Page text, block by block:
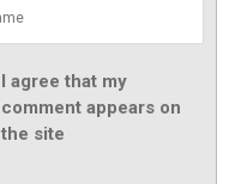
I agree that my
comment appears on
the site